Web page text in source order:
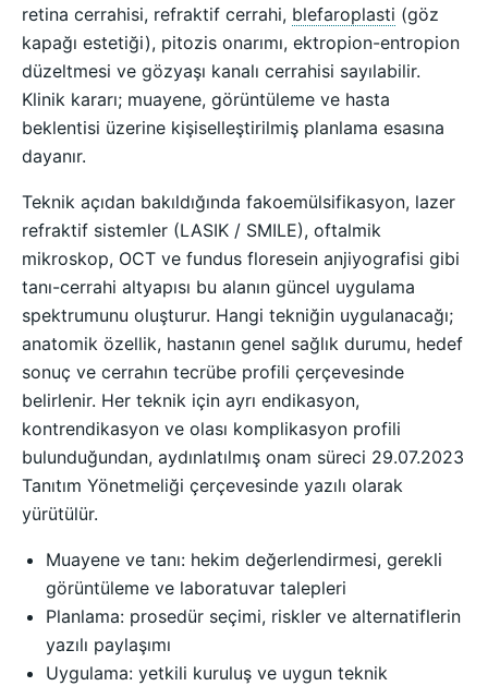
retina cerrahisi, refraktif cerrahi, blefaroplasti (göz
kapağı estetiği), pitozis onarımı, ektropion-entropion
düzeltmesi ve gözyaşı kanalı cerrahisi sayılabilir.
Klinik kararı; muayene, görüntüleme ve hasta
beklentisi üzerine kişiselleştirilmiş planlama esasına
dayanır.
Teknik açıdan bakıldığında fakoemülsifikasyon, lazer
refraktif sistemler (LASIK / SMILE), oftalmik
mikroskop, OCT ve fundus floresein anjiyografisi gibi
tanı-cerrahi altyapısı bu alanın güncel uygulama
spektrumunu oluşturur. Hangi tekniğin uygulanacağı;
anatomik özellik, hastanın genel sağlık durumu, hedef
sonuç ve cerrahın tecrübe profili çerçevesinde
belirlenir. Her teknik için ayrı endikasyon,
kontrendikasyon ve olası komplikasyon profili
bulunduğundan, aydınlatılmış onam süreci 29.07.2023
Tanıtım Yönetmeliği çerçevesinde yazılı olarak
yürütülür.
Muayene ve tanı: hekim değerlendirmesi, gerekli
görüntüleme ve laboratuvar talepleri
Planlama: prosedür seçimi, riskler ve alternatiflerin
yazılı paylaşımı
Uygulama: yetkili kuruluş ve uygun teknik